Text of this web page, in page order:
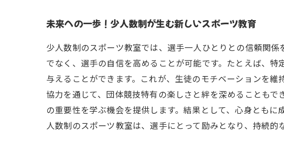
未来への一歩！少人数制が生む新しいスポーツ教育
少人数制のスポーツ教室では、選手一人ひとりとの信頼関
でなく、選手の自信を高めることが可能です。たとえば、
与えることができます。これが、生徒のモチベーションを
協力を通じて、団体競技特有の楽しさと絆を深めることも
の重要性を学ぶ機会を提供します。結果として、心身とも
人数制のスポーツ教室は、選手にとって励みとなり、持続的